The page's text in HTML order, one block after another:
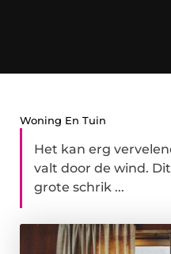
Woning En Tuin
Het kan erg
valt door de wind.
grote schrik ...